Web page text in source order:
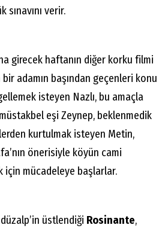
verir.
girecek haftanın diğer korku filmi
bir adamın başından geçenleri konu
isteyen Nazlı, bu amaçla
eşi Zeynep, beklenmedik
kurtulmak isteyen Metin,
önerisiyle köyün cami
için mücadeleye başlarlar.
üstlendiği Rosinante,